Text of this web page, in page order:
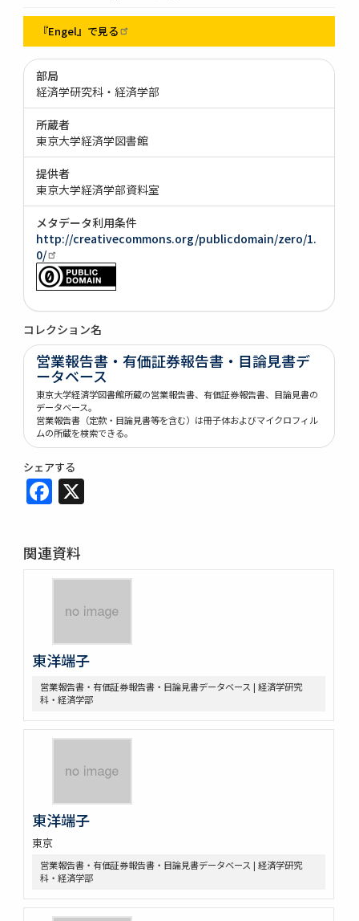
『Engel』で見る
部局
経済学研究科・経済学部
所蔵者
東京大学経済学図書館
提供者
東京大学経済学部資料室
メタデータ利用条件
http://creativecommons.org/publicdomain/zero/1.
0/
コレクション名
営業報告書・有価証券報告書・目論見書デ
ータベース
東京大学経済学図書館所蔵の営業報告書、有価証券報告書、目論見書の
データベース。
営業報告書（定款・目論見書等を含む）は冊子体およびマイクロフィル
ムの所蔵を検索できる。
シェアする
Facebook
関連資料
東洋端子
営業報告書・有価証券報告書・目論見書データベース | 経済学研究
科・経済学部
東洋端子
東京
営業報告書・有価証券報告書・目論見書データベース | 経済学研究
科・経済学部